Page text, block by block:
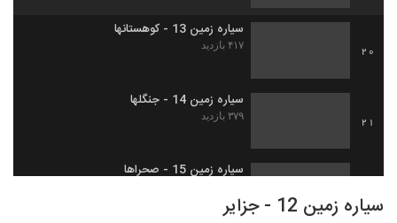
20
سیاره زمین 13 - کوهستانها
۴۱۷ بازدید
21
سیاره زمین 14 - جنگلها
۳۷۹ بازدید
سیاره زمین 15 - صحراها
سیاره زمین 12 - جزایر